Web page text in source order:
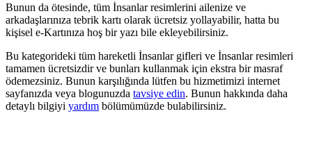
Bunun da ötesinde, tüm İnsanlar resimlerini ailenize ve
arkadaşlarınıza tebrik kartı olarak ücretsiz yollayabilir, hatta bu
kişisel e-Kartınıza hoş bir yazı bile ekleyebilirsiniz.
Bu kategorideki tüm hareketli İnsanlar gifleri ve İnsanlar resimleri
tamamen ücretsizdir ve bunları kullanmak için ekstra bir masraf
ödemezsiniz. Bunun karşılığında lütfen bu hizmetimizi internet
sayfanızda veya blogunuzda tavsiye edin. Bunun hakkında daha
detaylı bilgiyi yardım bölümümüzde bulabilirsiniz.